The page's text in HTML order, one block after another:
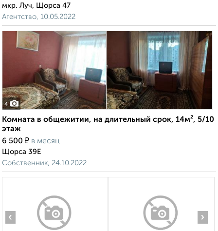
мкр. Луч, Щорса 47
Агентство, 10.05.2022
4
Комната в общежитии, на длительный срок, 14м², 5/10
этаж
6 500 ₽ в месяц
Щорса 39Е
Собственник, 24.10.2022
‹ ›